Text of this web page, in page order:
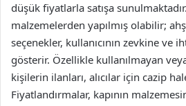
düşük fiyatlarla satışa
malzemelerden yapılmış olabilir;
seçenekler, kullanıcının zevkine ve
gösterir. Özellikle kullanılmayan
kişilerin ilanları, alıcılar için cazip
Fiyatlandırmalar, kapının